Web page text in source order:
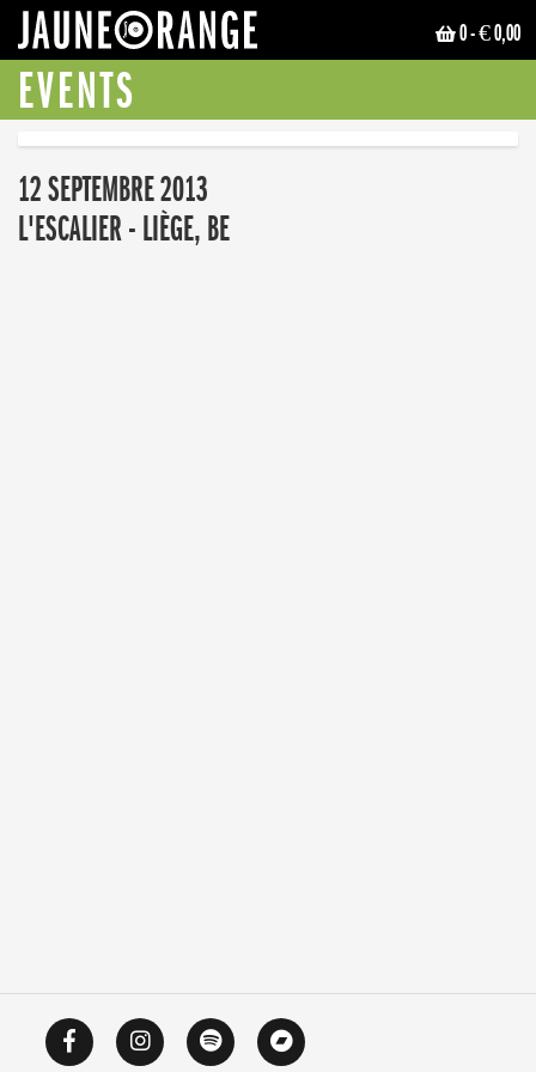
0- € 0,00
EVENTS
12 SEPTEMBRE 2013
L'ESCALIER - LIÈGE, BE